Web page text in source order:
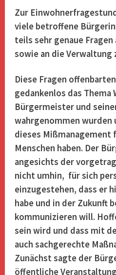
Zur
viele betroffene
teils sehr genaue
sowie an die Verwaltung
Diese Fragen
gedankenlos das Thema
Bürgermeister und
wahrgenommen wurden
dieses Mißmanagement
Menschen haben. Der
angesichts der
nicht umhin, für sich
einzugestehen, dass er
habe und in der Zukunft
kommunizieren will.
sein wird und dass mit
auch sachgerechte
Zunächst sagte der
öffentliche